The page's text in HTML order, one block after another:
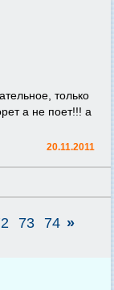
только
а не поет!!! а
20.11.2011
73 74 »